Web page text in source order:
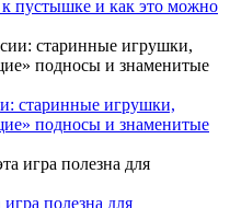
пустышке и как это можно
старинные игрушки,
подносы и знаменитые
полезна для